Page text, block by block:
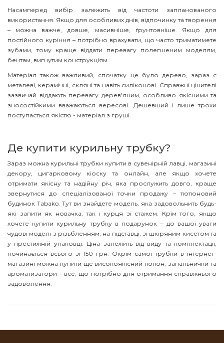
Насамперед вибір залежить від частоти запланованого
використання. Якщо для особливих днів, відпочинку та творення
– можна важче, довше, масивніше, ґрунтовніше. Якщо для
постійного куріння – потрібно врахувати, що часто триматимете
зубами, тому краще віддати перевагу полегшеним моделям,
бентам, вигнутим конструкціям.
Матеріал також важливий, спочатку це було дерево, зараз є
металеві, керамічні, скляні та навіть силіконові. Справжні цінителі
зазвичай віддають перевагу дерев'яним, особливо якісними та
зносостійкими вважаються вересові. Дешевший і лише трохи
поступається якістю - матеріал з груші.
Де купити курильну трубку?
Зараз можна курильні трубки купити в сувенірній лавці, магазині
декору, цигарковому кіоску та онлайн, але якщо хочете
отримати якісну та надійну річ, яка прослужить довго, краще
звернутися до спеціалізованої точки продажу – тютюновий
будинок Tabako. Тут ви знайдете модель, яка задовольнить будь-
які запити як новачка, так і курця зі стажем. Крім того, якщо
хочете купити курильну трубку в подарунок – до вашої уваги
чудові моделі з різьбленням, на підставці, зі шкіряним кисетом та
у престижній упаковці. Ціна залежить від виду та комплектації,
починається всього зі 150 грн. Окрім самої трубки в інтернет-
магазині можна купити ще високоякісний тютюн, запальнички та
ароматизатори – все, що потрібно для отримання справжнього
задоволення.